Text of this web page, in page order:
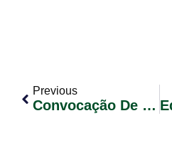
Previous
Convocação De Candidatos Classificados – Concurso Público 01/2023 – Edital Nº 55 (Psicólogo)